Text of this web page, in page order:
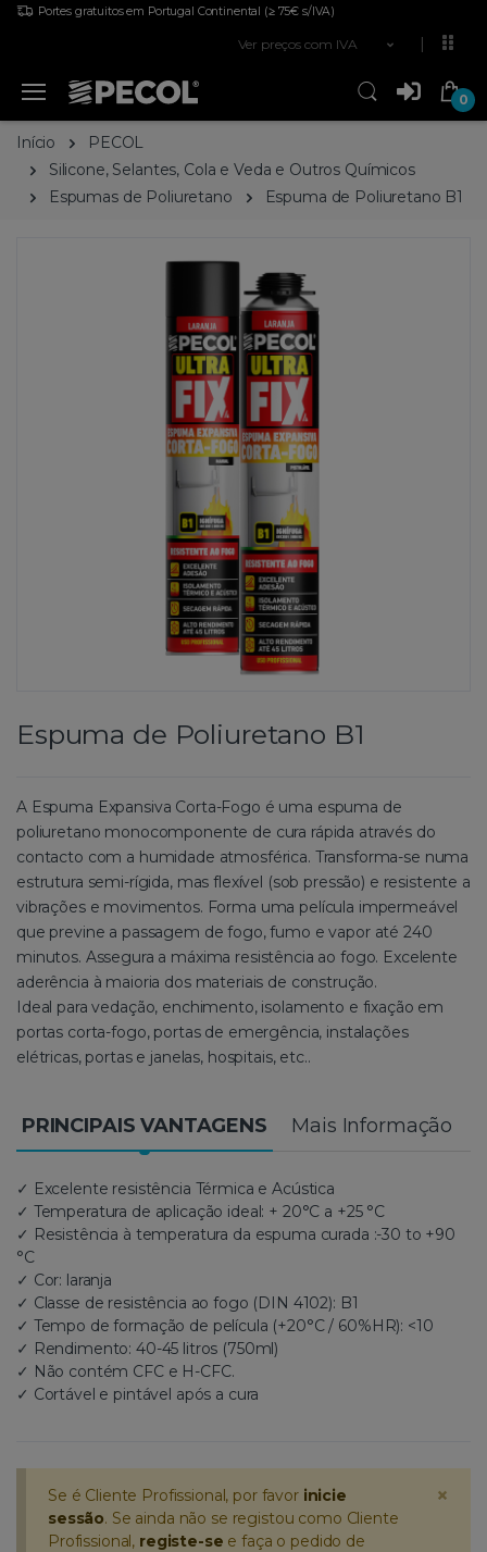
Portes gratuitos em Portugal Continental (≥ 75€ s/IVA)
Ver preços com IVA
0
Início
PECOL
Silicone, Selantes, Cola e Veda e Outros Químicos
Espumas de Poliuretano
Espuma de Poliuretano B1
Espuma de Poliuretano B1
A Espuma Expansiva Corta-Fogo é uma espuma de
poliuretano monocomponente de cura rápida através do
contacto com a humidade atmosférica. Transforma-se numa
estrutura semi-rígida, mas flexível (sob pressão) e resistente a
vibrações e movimentos. Forma uma película impermeável
que previne a passagem de fogo, fumo e vapor até 240
minutos. Assegura a máxima resistência ao fogo. Excelente
aderência à maioria dos materiais de construção.
Ideal para vedação, enchimento, isolamento e fixação em
portas corta-fogo, portas de emergência, instalações
elétricas, portas e janelas, hospitais, etc..
PRINCIPAIS VANTAGENS Mais Informação
✓ Excelente resistência Térmica e Acústica
✓ Temperatura de aplicação ideal: + 20°C a +25 °C
✓ Resistência à temperatura da espuma curada :-30 to +90
°C
✓ Cor: laranja
✓ Classe de resistência ao fogo (DIN 4102): B1
✓ Tempo de formação de película (+20°C / 60%HR): <10
✓ Rendimento: 40-45 litros (750ml)
✓ Não contém CFC e H-CFC.
✓ Cortável e pintável após a cura
×
Se é Cliente Profissional, por favor inicie
sessão. Se ainda não se registou como Cliente
Profissional, registe-se e faça o pedido de